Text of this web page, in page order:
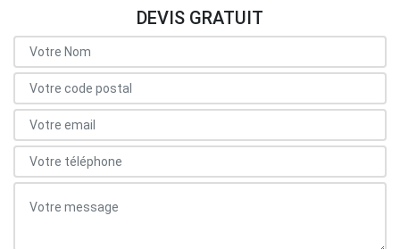
DEVIS GRATUIT